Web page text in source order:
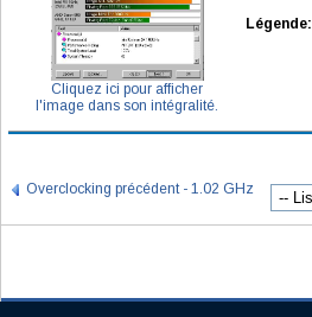
Cliquez ici pour afficher
l'image dans son intégralité.
Légende:
Overclocking précédent - 1.02 GHz